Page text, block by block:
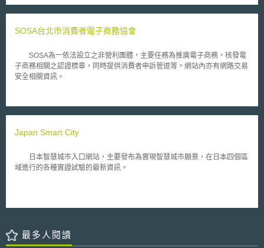
SOSA台北市消費者電子商務協會
SOSA為一依法設立之非營利團體，主要任務為推廣電子商務，核發電
子商務相關之認證標章，同時提供消費者申訴管道等。網站內亦有網路交易
安全相關資訊。
Japan Smart City
日本智慧城市入口網站，主要發布為實現智慧城市願景，在日本四個區
域進行的各種實證試驗的最新資訊。
最多人閱讀